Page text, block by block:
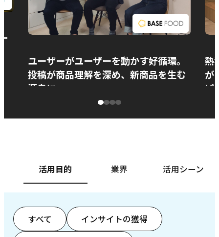
お問い合わせ
ユーザーがユーザーを動かす好循環。
投稿が商品理解を深め、新商品を生む
源泉に
熱
が
ぱ
活用目的 業界 活用シーン
すべて インサイトの獲得